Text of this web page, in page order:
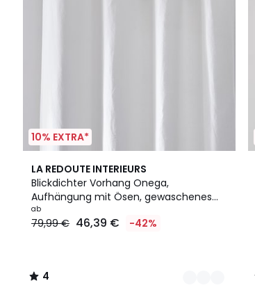
10% EXTRA*
LA REDOUTE INTERIEURS
Blickdichter Vorhang Onega,
Aufhängung mit Ösen, gewaschenes
Leinen
ab
79,99 € 46,39 € -42%
4
/
5
12
Farben
4
/